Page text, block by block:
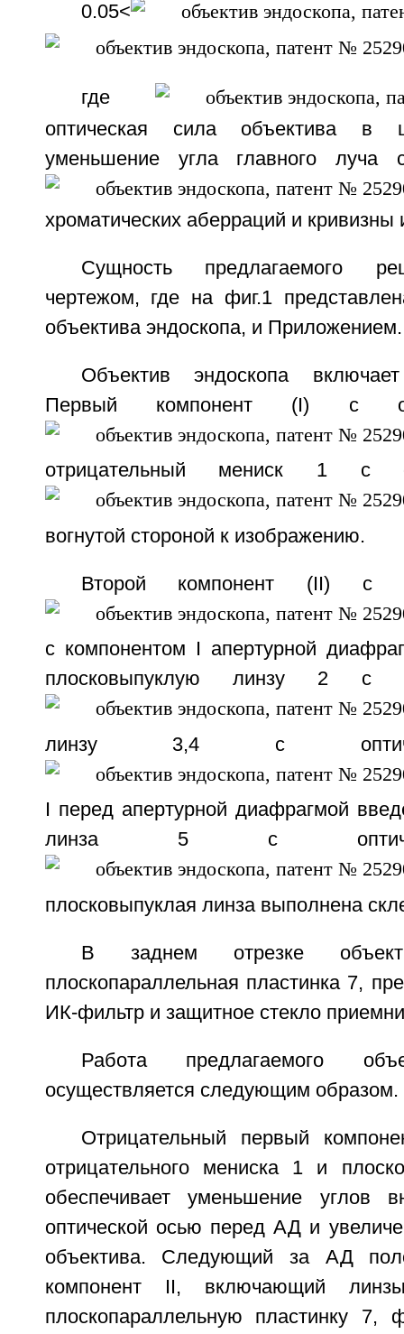
0.05<
где
оптическая сила объектива в
уменьшение угла главного луча
хроматических аберраций и кривизны
Сущность предлагаемого
чертежом, где на фиг.1
объектива эндоскопа, и Приложением.
Объектив эндоскопа
Первый компонент (I) с
отрицательный мениск 1 с
вогнутой стороной к изображению.
Второй компонент (II) с
с компонентом I апертурной
плосковыпуклую линзу 2 с
линзу 3,4 с
I перед апертурной диафрагмой
линза 5 с
плосковыпуклая линза выполнена
В заднем отрезке
плоскопараллельная пластинка 7,
ИК-фильтр и защитное стекло
Работа предлагаемого
осуществляется следующим образом.
Отрицательный первый
отрицательного мениска 1 и
обеспечивает уменьшение углов
оптической осью перед АД и
объектива. Следующий за АД
компонент II, включающий
плоскопараллельную пластинку 7,